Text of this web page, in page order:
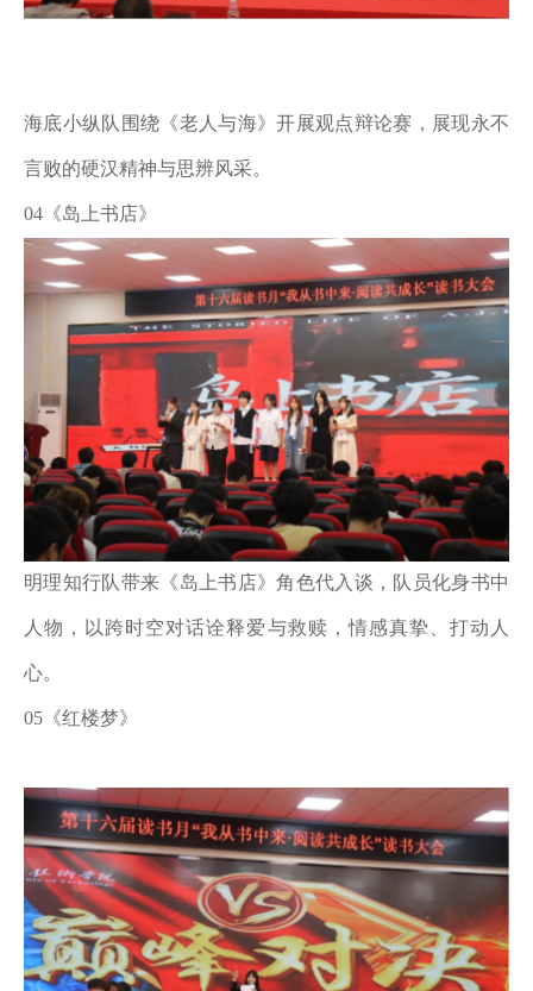
海底小纵队围绕《老人与海》开展观点辩论赛，展现永不
言败的硬汉精神与思辨风采。
04《岛上书店》
明理知行队带来《岛上书店》角色代入谈，队员化身书中
人物，以跨时空对话诠释爱与救赎，情感真挚、打动人
心。
05《红楼梦》